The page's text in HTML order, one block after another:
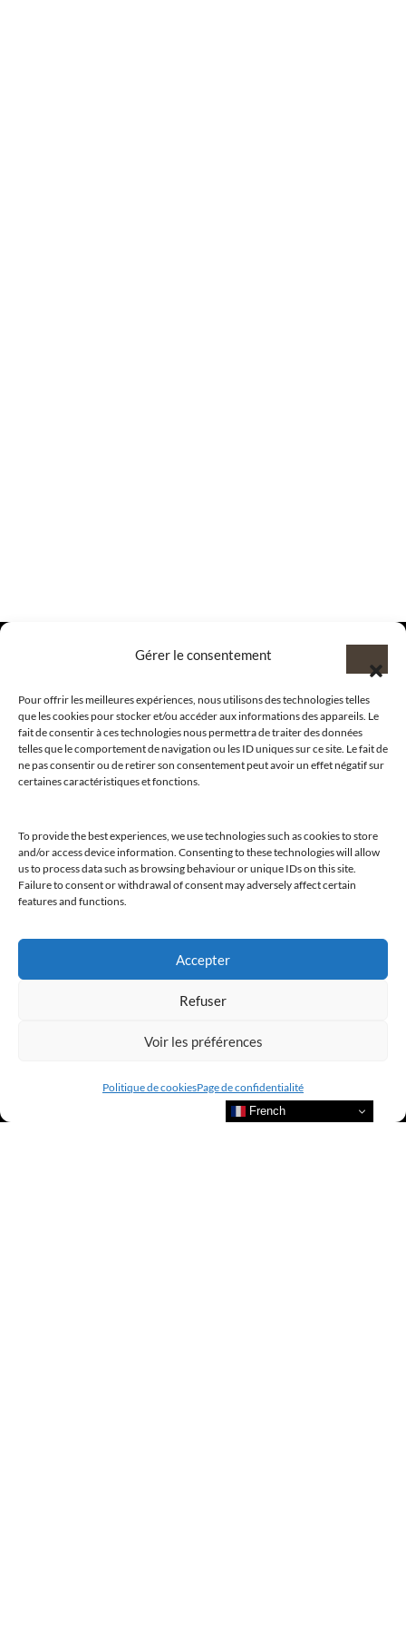
Gérer le consentement
Pour offrir les meilleures expériences, nous utilisons des technologies telles
que les cookies pour stocker et/ou accéder aux informations des appareils. Le
fait de consentir à ces technologies nous permettra de traiter des données
telles que le comportement de navigation ou les ID uniques sur ce site. Le fait de
ne pas consentir ou de retirer son consentement peut avoir un effet négatif sur
certaines caractéristiques et fonctions.
To provide the best experiences, we use technologies such as cookies to store
and/or access device information. Consenting to these technologies will allow
us to process data such as browsing behaviour or unique IDs on this site.
Failure to consent or withdrawal of consent may adversely affect certain
features and functions.
Accepter
Refuser
Voir les préférences
Politique de cookiesPage de confidentialité
@clubamilcar
LUXURY SELECTIONS BY CLUB AMILCAR
French